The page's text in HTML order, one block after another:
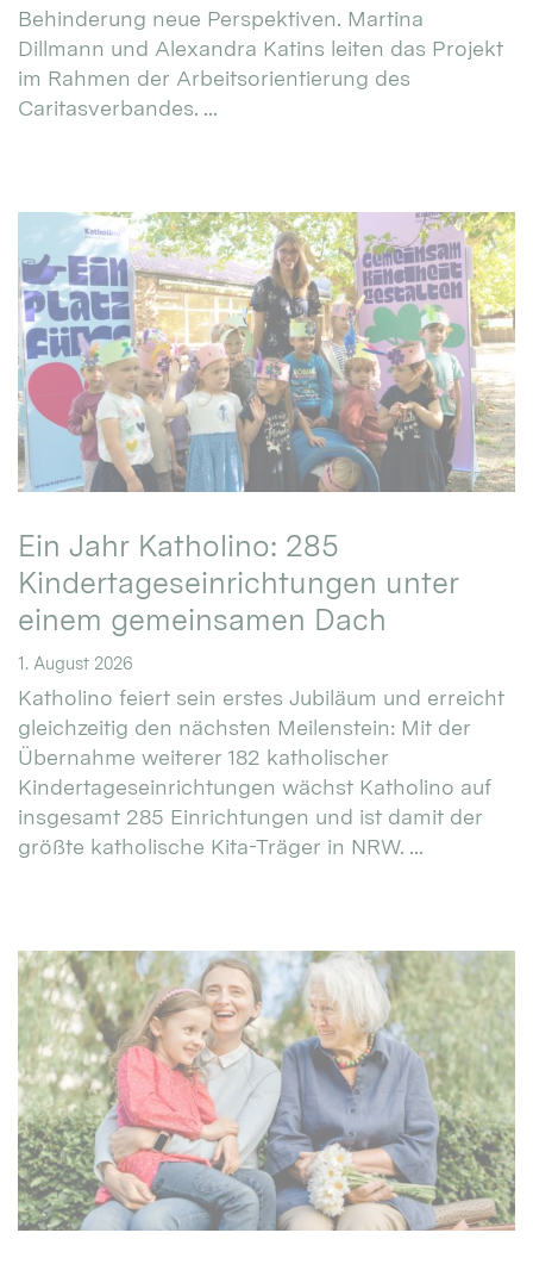
Behinderung neue Perspektiven. Martina
Dillmann und Alexandra Katins leiten das Projekt
im Rahmen der Arbeitsorientierung des
Caritasverbandes. ...
Ein Jahr Katholino: 285
Kindertageseinrichtungen unter
einem gemeinsamen Dach
1. August 2026
Katholino feiert sein erstes Jubiläum und erreicht
gleichzeitig den nächsten Meilenstein: Mit der
Übernahme weiterer 182 katholischer
Kindertageseinrichtungen wächst Katholino auf
insgesamt 285 Einrichtungen und ist damit der
größte katholische Kita-Träger in NRW. ...